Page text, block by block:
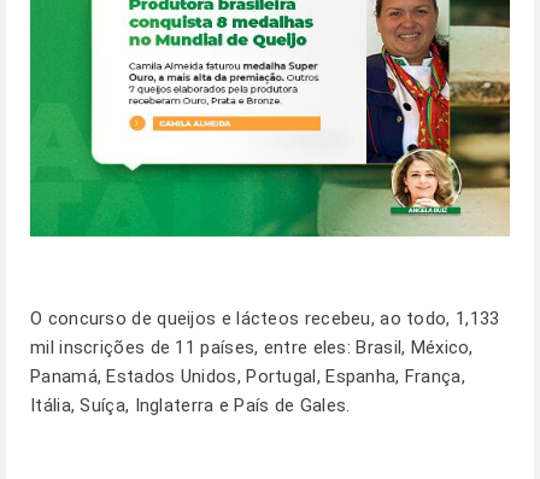
O concurso de queijos e lácteos recebeu, ao todo, 1,133
mil inscrições de 11 países, entre eles: Brasil, México,
Panamá, Estados Unidos, Portugal, Espanha, França,
Itália, Suíça, Inglaterra e País de Gales.